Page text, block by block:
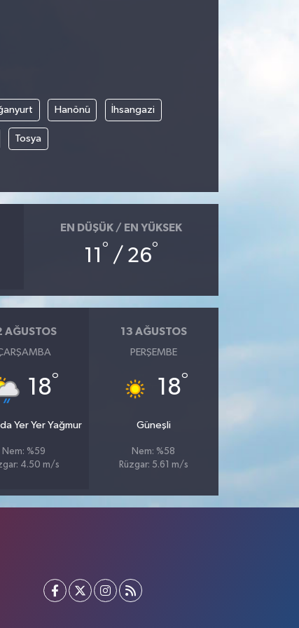
Hanönü İhsangazi
Tosya
EN DÜŞÜK / EN YÜKSEK
11 ° / 26°
AĞUSTOS
18°
Yer Yer Yağmur
Nem: %59
4.50 m/s
13 AĞUSTOS
PERŞEMBE
18°
Güneşli
Nem: %58
Rüzgar: 5.61 m/s